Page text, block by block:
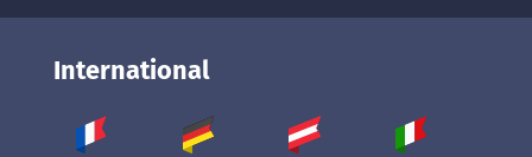
International